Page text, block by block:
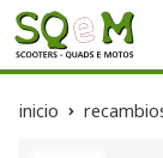
inicio